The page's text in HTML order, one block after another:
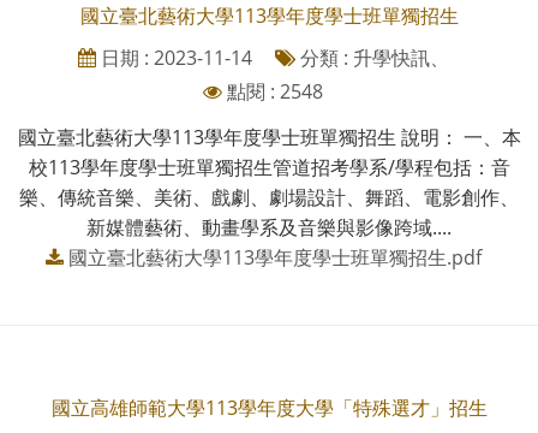
國立臺北藝術大學113學年度學士班單獨招生
日期 : 2023-11-14
分類 : 升學快訊、
點閱 : 2548
國立臺北藝術大學113學年度學士班單獨招生 說明： 一、本
校113學年度學士班單獨招生管道招考學系/學程包括：音
樂、傳統音樂、美術、戲劇、劇場設計、舞蹈、電影創作、
新媒體藝術、動畫學系及音樂與影像跨域....
國立臺北藝術大學113學年度學士班單獨招生.pdf
國立高雄師範大學113學年度大學「特殊選才」招生